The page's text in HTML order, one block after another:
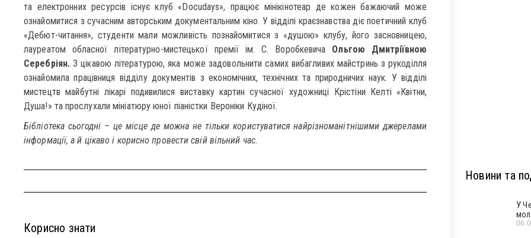
та електронних ресурсів існує клуб «Docudays», працює мінікінотеар де кожен бажаючий може
ознайомитися з сучасним авторським документальним кіно. У відділі краєзнавства діє поетичний клуб
«Дебют-читання», студенти мали можливість познайомитися з «душою» клубу, його засновницею,
лауреатом обласної літературно-мистецької премії ім. С. Воробкевича Ольгою Дмитріївною
Серебріян. З цікавою літературою, яка може задовольнити самих вибагливих майстринь з рукоділля
ознайомила працівниця відділу документів з економічних, технічних та природничих наук. У відділі
мистецтв майбутні лікарі подивилися виставку картин сучасної художниці Крістіни Келті «Квітни,
Душа!» та прослухали мініатюру юної піаністки Вероніки Кудіної.
Бібліотека сьогодні – це місце де можна не тільки користуватися найрізноманітнішими джерелами
інформації, а й цікаво і корисно провести свій вільний час.
Корисно знати
Новини та
У